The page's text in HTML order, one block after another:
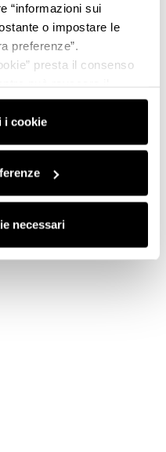
“informazioni sui
o impostare le
preferenze”.
presta il consenso
i cookie necessari” e
necessari al corretto
i cookie
necessari